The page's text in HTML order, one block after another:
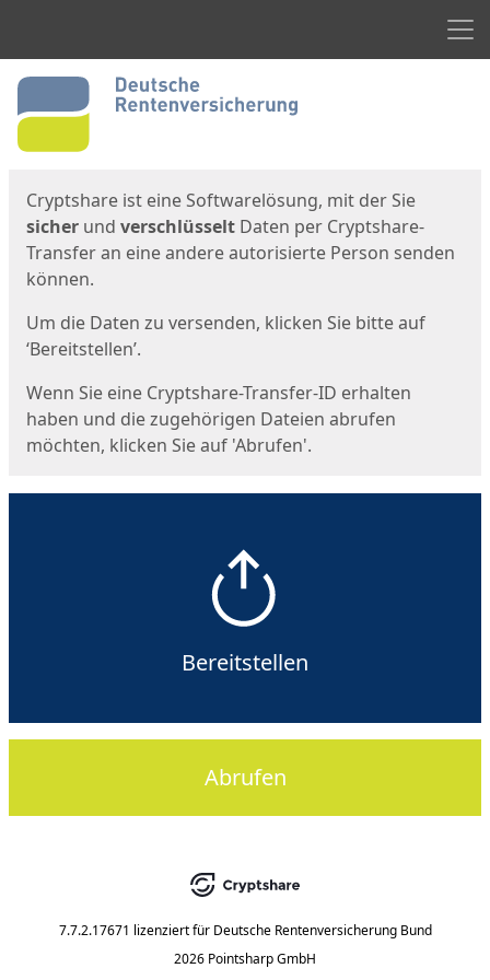
Start
Cryptshare ist eine Softwarelösung, mit der Sie
sicher und verschlüsselt Daten per Cryptshare-
Transfer an eine andere autorisierte Person senden
können.
Um die Daten zu versenden, klicken Sie bitte auf
‘Bereitstellen’.
Wenn Sie eine Cryptshare-Transfer-ID erhalten
haben und die zugehörigen Dateien abrufen
möchten, klicken Sie auf 'Abrufen'.
Bereitstellen
Abrufen
7.7.2.17671 lizenziert für Deutsche Rentenversicherung Bund
2026 Pointsharp GmbH